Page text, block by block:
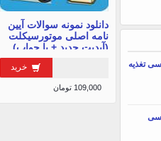
تغذیه
دانلود نمونه سوالات آیین
نامه اصلی موتورسیکلت
(آپدیت جدید + با جواب)
خرید
109,000 تومان